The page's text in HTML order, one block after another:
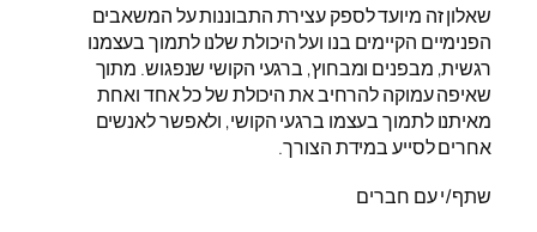
שאלון זה מיועד לספק עצירת התבוננות על המשאבים
הפנימיים הקיימים בנו ועל היכולת שלנו לתמוך בעצמנו
רגשית, מבפנים ומבחוץ, ברגעי הקושי שנפגוש. מתוך
שאיפה עמוקה להרחיב את היכולת של כל אחד ואחת
מאיתנו לתמוך בעצמו ברגעי הקושי, ולאפשר לאנשים
אחרים לסייע במידת הצורך.
שתף/י עם חברים